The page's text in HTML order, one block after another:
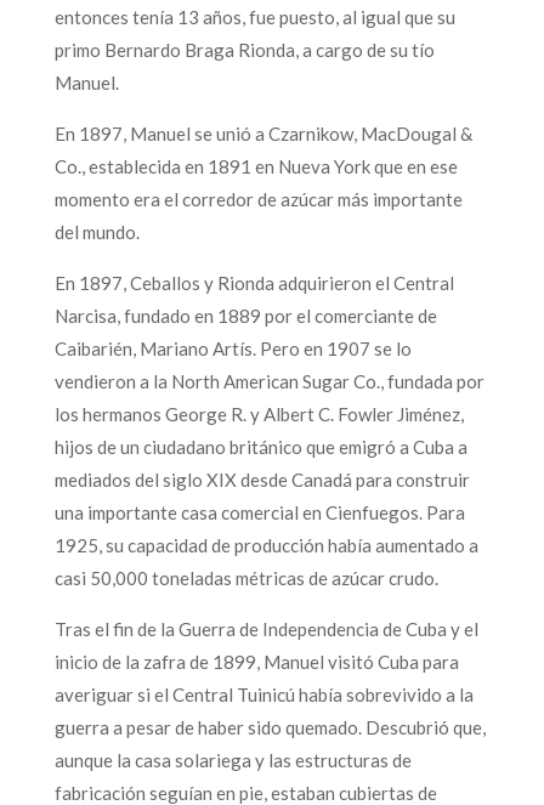
entonces tenía 13 años, fue puesto, al igual que su
primo Bernardo Braga Rionda, a cargo de su tío
Manuel.
En 1897, Manuel se unió a Czarnikow, MacDougal &
Co., establecida en 1891 en Nueva York que en ese
momento era el corredor de azúcar más importante
del mundo.
En 1897, Ceballos y Rionda adquirieron el Central
Narcisa, fundado en 1889 por el comerciante de
Caibarién, Mariano Artís. Pero en 1907 se lo
vendieron a la North American Sugar Co., fundada por
los hermanos George R. y Albert C. Fowler Jiménez,
hijos de un ciudadano británico que emigró a Cuba a
mediados del siglo XIX desde Canadá para construir
una importante casa comercial en Cienfuegos. Para
1925, su capacidad de producción había aumentado a
casi 50,000 toneladas métricas de azúcar crudo.
Tras el fin de la Guerra de Independencia de Cuba y el
inicio de la zafra de 1899, Manuel visitó Cuba para
averiguar si el Central Tuinicú había sobrevivido a la
guerra a pesar de haber sido quemado. Descubrió que,
aunque la casa solariega y las estructuras de
fabricación seguían en pie, estaban cubiertas de